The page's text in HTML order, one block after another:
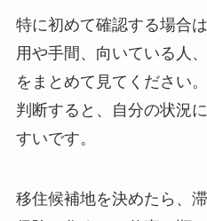
特に初めて確認する場合は
用や手間、向いている人
をまとめて見てください
判断すると、自分の状況
すいです。
移住候補地を決めたら、